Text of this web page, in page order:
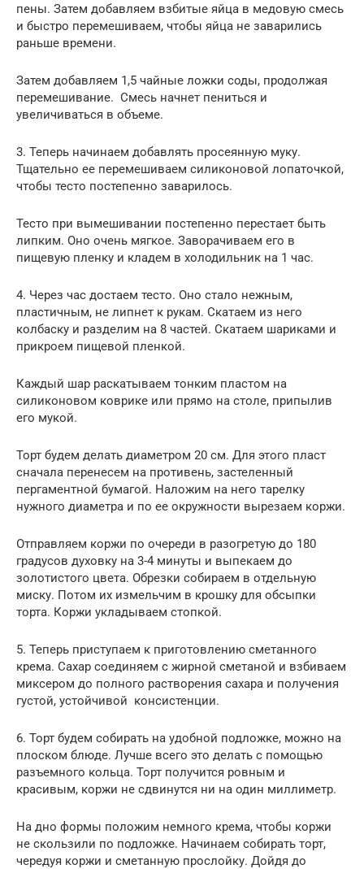
пены. Затем добавляем взбитые яйца в медовую смесь
и быстро перемешиваем, чтобы яйца не заварились
раньше времени.
Затем добавляем 1,5 чайные ложки соды, продолжая
перемешивание. Смесь начнет пениться и
увеличиваться в объеме.
3. Теперь начинаем добавлять просеянную муку.
Тщательно ее перемешиваем силиконовой лопаточкой,
чтобы тесто постепенно заварилось.
Тесто при вымешивании постепенно перестает быть
липким. Оно очень мягкое. Заворачиваем его в
пищевую пленку и кладем в холодильник на 1 час.
4. Через час достаем тесто. Оно стало нежным,
пластичным, не липнет к рукам. Скатаем из него
колбаску и разделим на 8 частей. Скатаем шариками и
прикроем пищевой пленкой.
Каждый шар раскатываем тонким пластом на
силиконовом коврике или прямо на столе, припылив
его мукой.
Торт будем делать диаметром 20 см. Для этого пласт
сначала перенесем на противень, застеленный
пергаментной бумагой. Наложим на него тарелку
нужного диаметра и по ее окружности вырезаем коржи.
Отправляем коржи по очереди в разогретую до 180
градусов духовку на 3-4 минуты и выпекаем до
золотистого цвета. Обрезки собираем в отдельную
миску. Потом их измельчим в крошку для обсыпки
торта. Коржи укладываем стопкой.
5. Теперь приступаем к приготовлению сметанного
крема. Сахар соединяем с жирной сметаной и взбиваем
миксером до полного растворения сахара и получения
густой, устойчивой консистенции.
6. Торт будем собирать на удобной подложке, можно на
плоском блюде. Лучше всего это делать с помощью
разъемного кольца. Торт получится ровным и
красивым, коржи не сдвинутся ни на один миллиметр.
На дно формы положим немного крема, чтобы коржи
не скользили по подложке. Начинаем собирать торт,
чередуя коржи и сметанную прослойку. Дойдя до